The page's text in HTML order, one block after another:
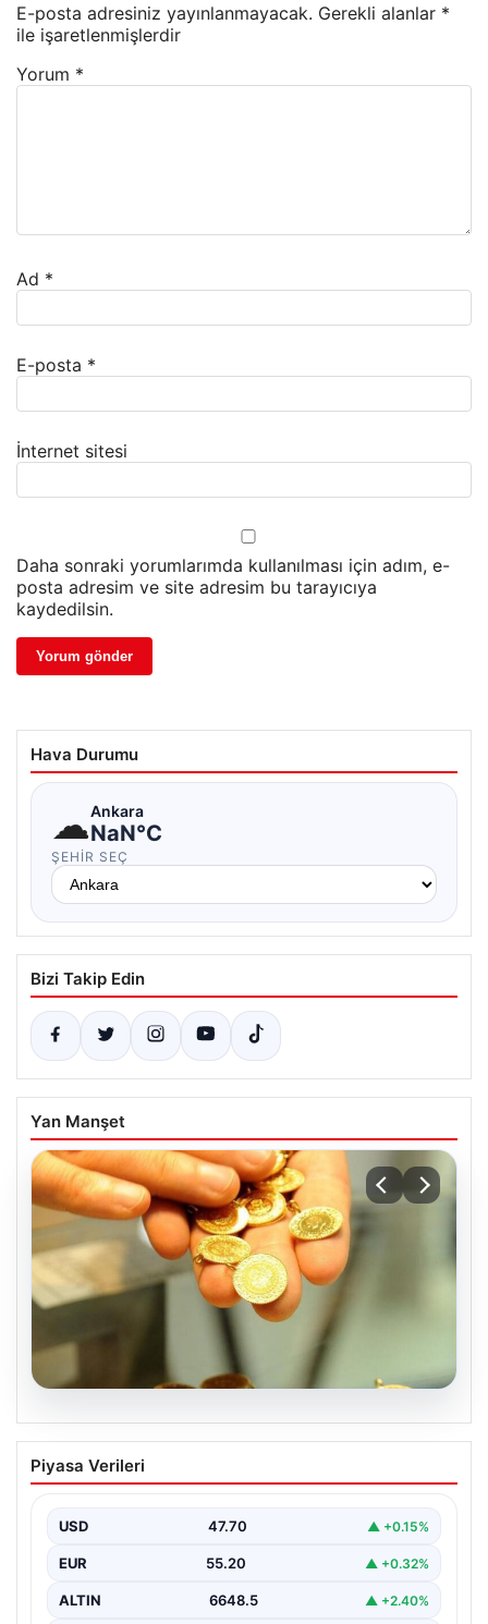
E-posta adresiniz yayınlanmayacak. Gerekli alanlar *
ile işaretlenmişlerdir
Yorum *
Ad *
E-posta *
İnternet sitesi
Daha sonraki yorumlarımda kullanılması için adım, e-
posta adresim ve site adresim bu tarayıcıya
kaydedilsin.
Hava Durumu
☁Ankara
NaN°C
ŞEHIR SEÇ
Bizi Takip Edin
Yan Manşet
07.08.2026
Altın fiyatları canlı 2 Nisan 2026: Altın
fiyatları ne kadar oldu? Gram, çeyrek,
fiyatları
Piyasa Verileri
USD 47.70 ▲ +0.15%
EUR 55.20 ▲ +0.32%
ALTIN 6648.5 ▲ +2.40%